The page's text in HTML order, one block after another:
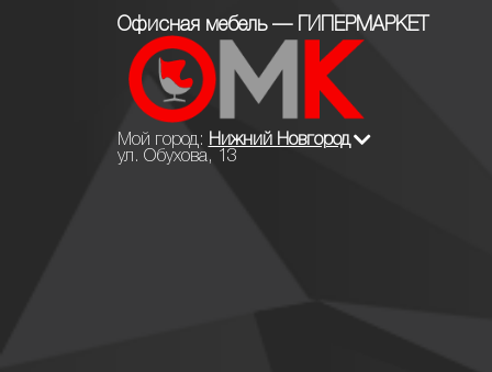
Офисная мебель — ГИПЕРМАРКЕТ
Мой город: Нижний Новгород
ул. Обухова, 13